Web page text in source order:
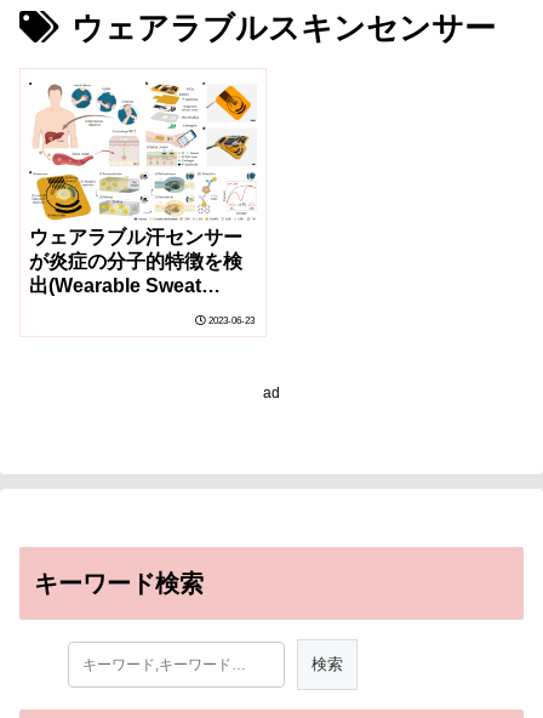
ウェアラブルスキンセンサー
ウェアラブル汗センサー
が炎症の分子的特徴を検
出(Wearable Sweat
Molecular Hallmark of
2023-06-23
ad
キーワード検索